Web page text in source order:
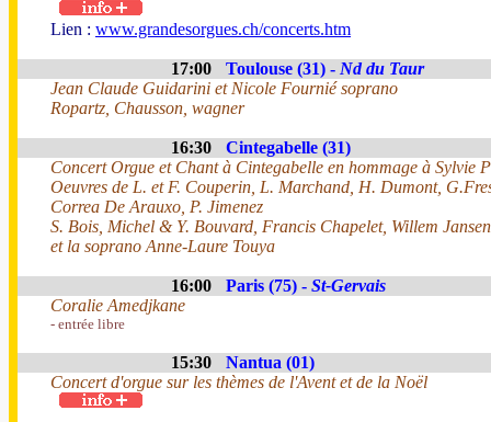
Lien : www.grandesorgues.ch/concerts.htm
17:00 Toulouse (31) - Nd du Taur
Jean Claude Guidarini et Nicole Fournié soprano
Ropartz, Chausson, wagner
16:30
Cintegabelle (31)
Concert Orgue et Chant à Cintegabelle en hommage à Sylvie
Oeuvres de L. et F. Couperin, L. Marchand, H. Dumont,
Correa De Arauxo, P. Jimenez
S. Bois, Michel & Y. Bouvard, Francis Chapelet, Willem
et la soprano Anne-Laure Touya
16:00 Paris (75) - St-Gervais
Coralie Amedjkane
- entrée libre
15:30
Nantua (01)
Concert d'orgue sur les thèmes de l'Avent et de la Noël